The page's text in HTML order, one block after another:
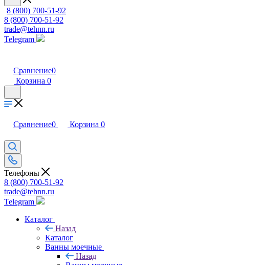
8 (800) 700-51-92
8 (800) 700-51-92
trade@tehnn.ru
Telegram
Сравнение0
Корзина 0
Сравнение0 Корзина 0
Телефоны
8 (800) 700-51-92
trade@tehnn.ru
Telegram
Каталог
Назад
Каталог
Ванны моечные
Назад